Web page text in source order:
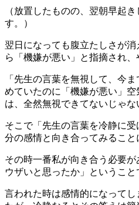
（放置したものの、翌朝早起
す。）
翌日になっても腹立たしさが
ら「機嫌が悪い」と指摘され、
「先生の言葉を無視して、今
めていたのに「機嫌が悪い」
は、全然無視できてないじゃな
そこで「先生の言葉を冷静に
分の感情と向き合ってみること
その時一番私が向き合う必要
ウザいと思ったか」ということ
言われた時は感情的になって